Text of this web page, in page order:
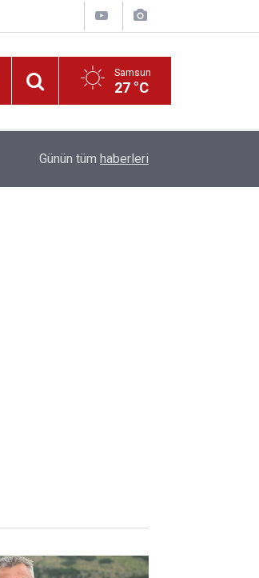
Samsun
27 °C
Fahiş fiyatlar nedeniyle işletmelere 101 milyon
Günün tüm haberleri